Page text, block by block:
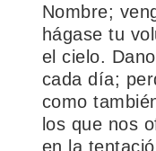
Nombre;
hágase tu
el cielo.
cada día;
como
los que nos
en la